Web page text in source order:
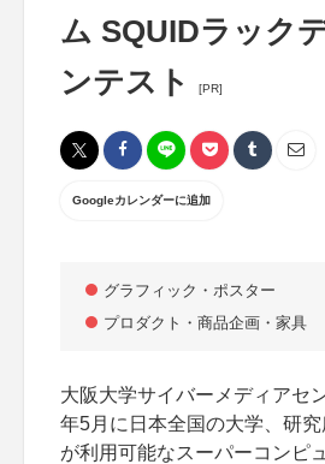
ム SQUIDラック
ンテスト
[PR]
Googleカレンダーに追加
グラフィック・ポスター
プロダクト・商品企画・家具
大阪大学サイバーメディアセ
年5月に日本全国の大学、研
が利用可能なスーパーコンピ